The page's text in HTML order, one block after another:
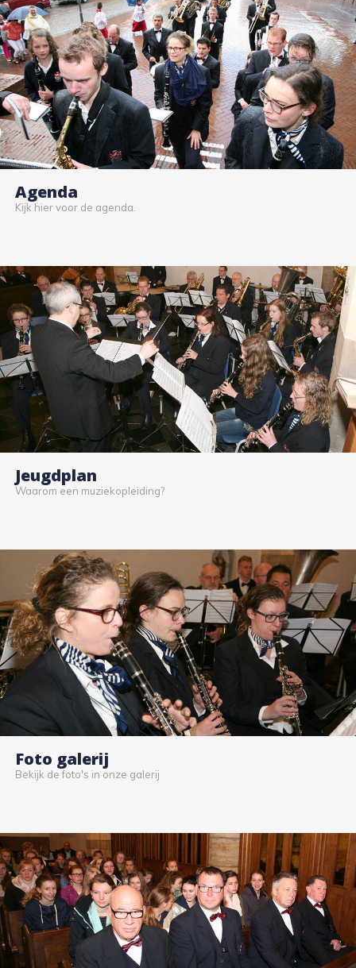
Agenda
Kijk hier voor de agenda.
Jeugdplan
Waarom een muziekopleiding?
Foto galerij
Bekijk de foto's in onze galerij